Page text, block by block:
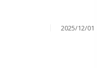
2025/12/01